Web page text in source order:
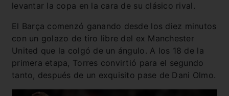
levantar la copa en la cara de su clásico rival.
El Barça comenzó ganando desde los diez minutos
con un golazo de tiro libre del ex Manchester
United que la colgó de un ángulo. A los 18 de la
primera etapa, Torres convirtió para el segundo
tanto, después de un exquisito pase de Dani Olmo.